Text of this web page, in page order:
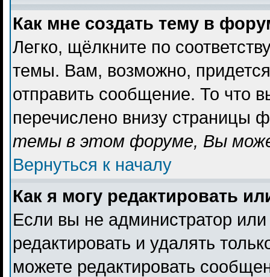
Как мне создать тему в
Легко, щёлкните по
темы. Вам, возможно,
отправить сообщение. То что
перечислено внизу страницы
темы в этом форуме, Вы
Вернуться к началу
Как я могу редактировать
Если вы не администратор
редактировать и удалять
можете редактировать